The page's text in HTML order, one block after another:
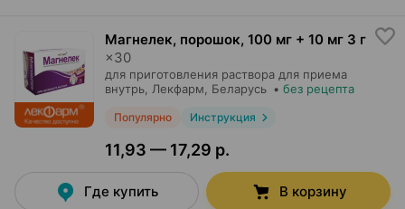
Магнелек, порошок, 100 мг + 10 мг 3 г
×30
для приготовления раствора для приема
внутрь, Лекфарм , Беларусь • без рецепта
Популярно Инструкция
11,93 — 17,29 р.
Где купить В корзину